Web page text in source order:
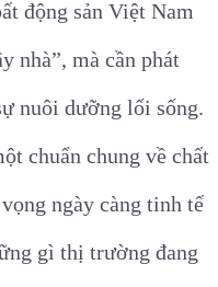
động sản Việt Nam
nhà”, mà cần phát
nuôi dưỡng lối sống.
chuẩn chung về chất
ngày càng tinh tế
gì thị trường đang